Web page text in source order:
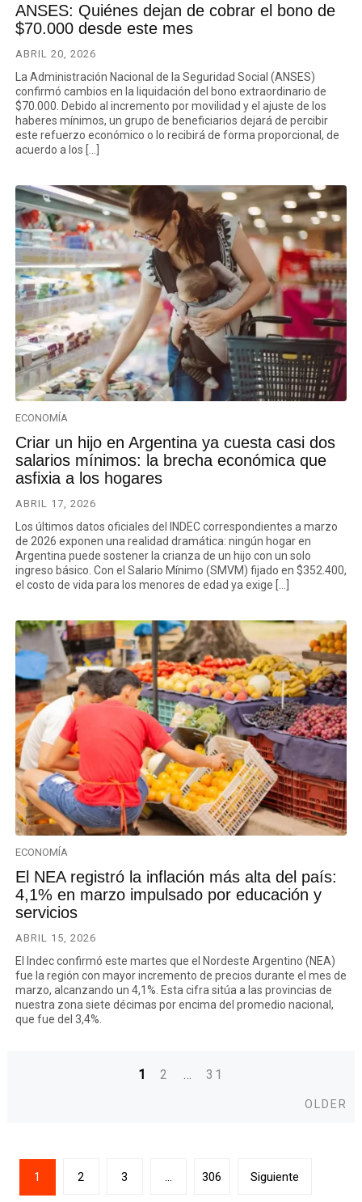
ANSES: Quiénes dejan de cobrar el bono de
$70.000 desde este mes
ABRIL 20, 2026
La Administración Nacional de la Seguridad Social (ANSES)
confirmó cambios en la liquidación del bono extraordinario de
$70.000. Debido al incremento por movilidad y el ajuste de los
haberes mínimos, un grupo de beneficiarios dejará de percibir
este refuerzo económico o lo recibirá de forma proporcional, de
acuerdo a los […]
ECONOMÍA
Criar un hijo en Argentina ya cuesta casi dos
salarios mínimos: la brecha económica que
asfixia a los hogares
ABRIL 17, 2026
Los últimos datos oficiales del INDEC correspondientes a marzo
de 2026 exponen una realidad dramática: ningún hogar en
Argentina puede sostener la crianza de un hijo con un solo
ingreso básico. Con el Salario Mínimo (SMVM) fijado en $352.400,
el costo de vida para los menores de edad ya exige […]
ECONOMÍA
El NEA registró la inflación más alta del país:
4,1% en marzo impulsado por educación y
servicios
ABRIL 15, 2026
El Indec confirmó este martes que el Nordeste Argentino (NEA)
fue la región con mayor incremento de precios durante el mes de
marzo, alcanzando un 4,1%. Esta cifra sitúa a las provincias de
nuestra zona siete décimas por encima del promedio nacional,
que fue del 3,4%.
1 2 …
31
OLDER
Paginación
de
1 2 3 … 306 Siguiente